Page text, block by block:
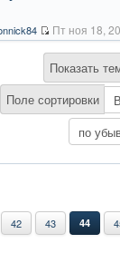
Пт ноя 18,
Показать
Поле сортировки
42 43 44